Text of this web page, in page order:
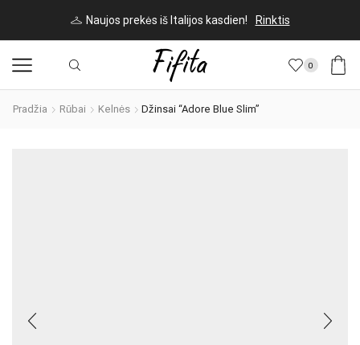
Naujos prekės iš Italijos kasdien! Rinktis
0
Pradžia Rūbai Kelnės Džinsai “Adore Blue Slim”